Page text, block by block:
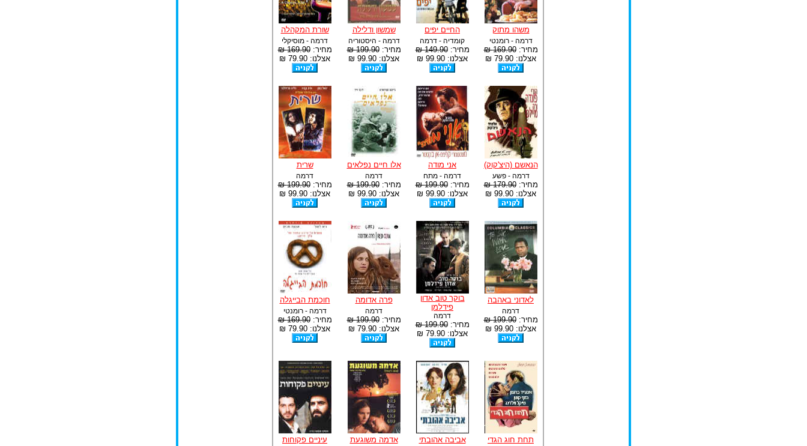
משהו מתוק
דרמה - רומנטי
מחיר:169.90 ₪
אצלנו: 79.90 ₪
החיים יפים
קומדיה - דרמה
מחיר:149.90 ₪
אצלנו: 99.90 ₪
שמשון ודלילה
דרמה - היסטוריה
מחיר:199.90 ₪
אצלנו: 99.90 ₪
שורת המקהלה
דרמה - מוסיקלי
מחיר:169.90 ₪
אצלנו: 79.90 ₪
הנאשם (היצ'קוק)
דרמה - פשע
מחיר:179.90 ₪
אצלנו: 99.90 ₪
אני מודה
דרמה - מתח
מחיר:199.90 ₪
אצלנו: 99.90 ₪
אלו חיים נפלאים
דרמה
מחיר:199.90 ₪
אצלנו: 99.90 ₪
שרית
דרמה
מחיר:199.90 ₪
אצלנו: 99.90 ₪
לאדוני באהבה
דרמה
מחיר:199.90 ₪
אצלנו: 99.90 ₪
בוקר טוב אדון
פידלמן
דרמה
מחיר:199.90 ₪
אצלנו: 79.90 ₪
פרה אדומה
דרמה
מחיר:199.90 ₪
אצלנו: 79.90 ₪
חוכמת הבייגלה
דרמה - רומנטי
מחיר:169.90 ₪
אצלנו: 79.90 ₪
תחת חוג הגדי אביבה אהובתי אדמה משוגעת עיניים פקוחות